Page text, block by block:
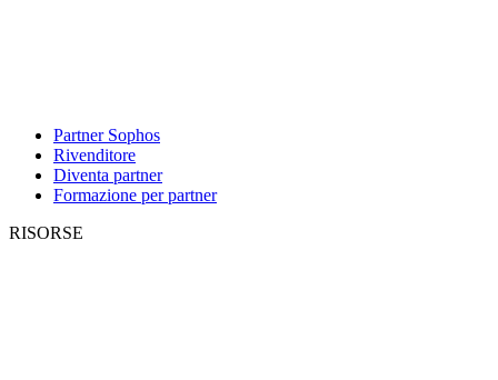
Partner Sophos
Rivenditore
Diventa partner
Formazione per partner
RISORSE